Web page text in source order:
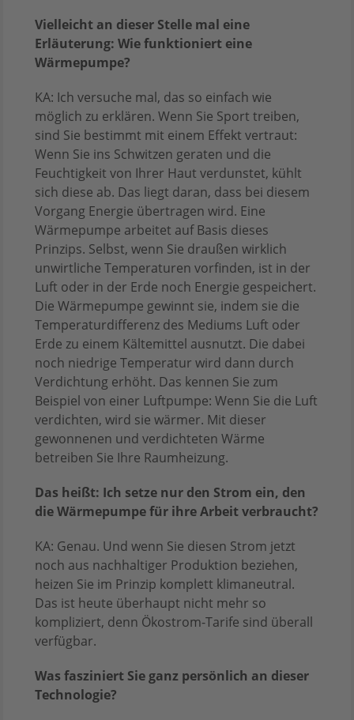
Vielleicht an dieser Stelle mal eine
Erläuterung: Wie funktioniert eine
Wärmepumpe?
KA: Ich versuche mal, das so einfach wie
möglich zu erklären. Wenn Sie Sport treiben,
sind Sie bestimmt mit einem Effekt vertraut:
Wenn Sie ins Schwitzen geraten und die
Feuchtigkeit von Ihrer Haut verdunstet, kühlt
sich diese ab. Das liegt daran, dass bei diesem
Vorgang Energie übertragen wird. Eine
Wärmepumpe arbeitet auf Basis dieses
Prinzips. Selbst, wenn Sie draußen wirklich
unwirtliche Temperaturen vorfinden, ist in der
Luft oder in der Erde noch Energie gespeichert.
Die Wärmepumpe gewinnt sie, indem sie die
Temperaturdifferenz des Mediums Luft oder
Erde zu einem Kältemittel ausnutzt. Die dabei
noch niedrige Temperatur wird dann durch
Verdichtung erhöht. Das kennen Sie zum
Beispiel von einer Luftpumpe: Wenn Sie die Luft
verdichten, wird sie wärmer. Mit dieser
gewonnenen und verdichteten Wärme
betreiben Sie Ihre Raumheizung.
Das heißt: Ich setze nur den Strom ein, den
die Wärmepumpe für ihre Arbeit verbraucht?
KA: Genau. Und wenn Sie diesen Strom jetzt
noch aus nachhaltiger Produktion beziehen,
heizen Sie im Prinzip komplett klimaneutral.
Das ist heute überhaupt nicht mehr so
kompliziert, denn Ökostrom-Tarife sind überall
verfügbar.
Was fasziniert Sie ganz persönlich an dieser
Technologie?